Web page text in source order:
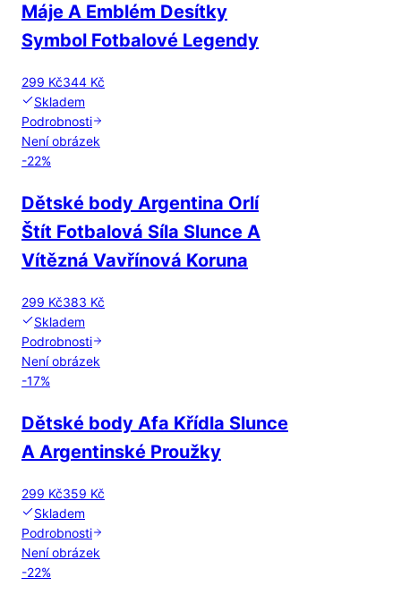
Máje A Emblém Desítky
Symbol Fotbalové Legendy
299 Kč344 Kč
Skladem
Podrobnosti
Není obrázek
-22%
Dětské body Argentina Orlí
Štít Fotbalová Síla Slunce A
Vítězná Vavřínová Koruna
299 Kč383 Kč
Skladem
Podrobnosti
Není obrázek
-17%
Dětské body Afa Křídla Slunce
A Argentinské Proužky
299 Kč359 Kč
Skladem
Podrobnosti
Není obrázek
-22%